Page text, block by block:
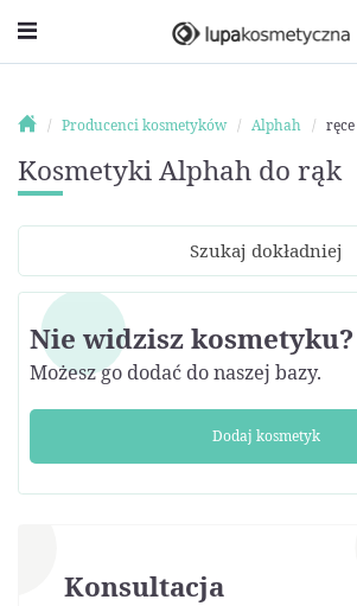
Producenci kosmetyków Alphah ręce
Kosmetyki Alphah do rąk
Szukaj dokładniej
Nie widzisz kosmetyku?
Możesz go dodać do naszej bazy.
Dodaj kosmetyk
Konsultacja